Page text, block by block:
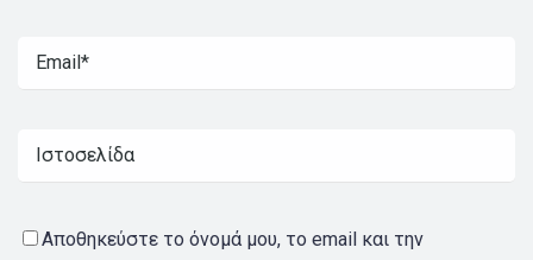
Αποθηκεύστε το όνομά μου, το email και την